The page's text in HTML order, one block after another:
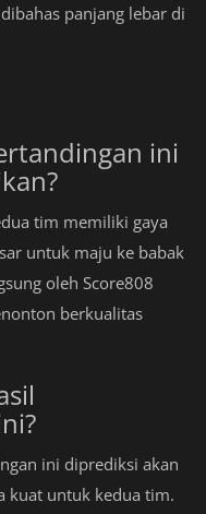
panjang lebar di
ini
tim memiliki gaya
untuk maju ke babak
oleh Score808
berkualitas
ini diprediksi akan
kuat untuk kedua tim.